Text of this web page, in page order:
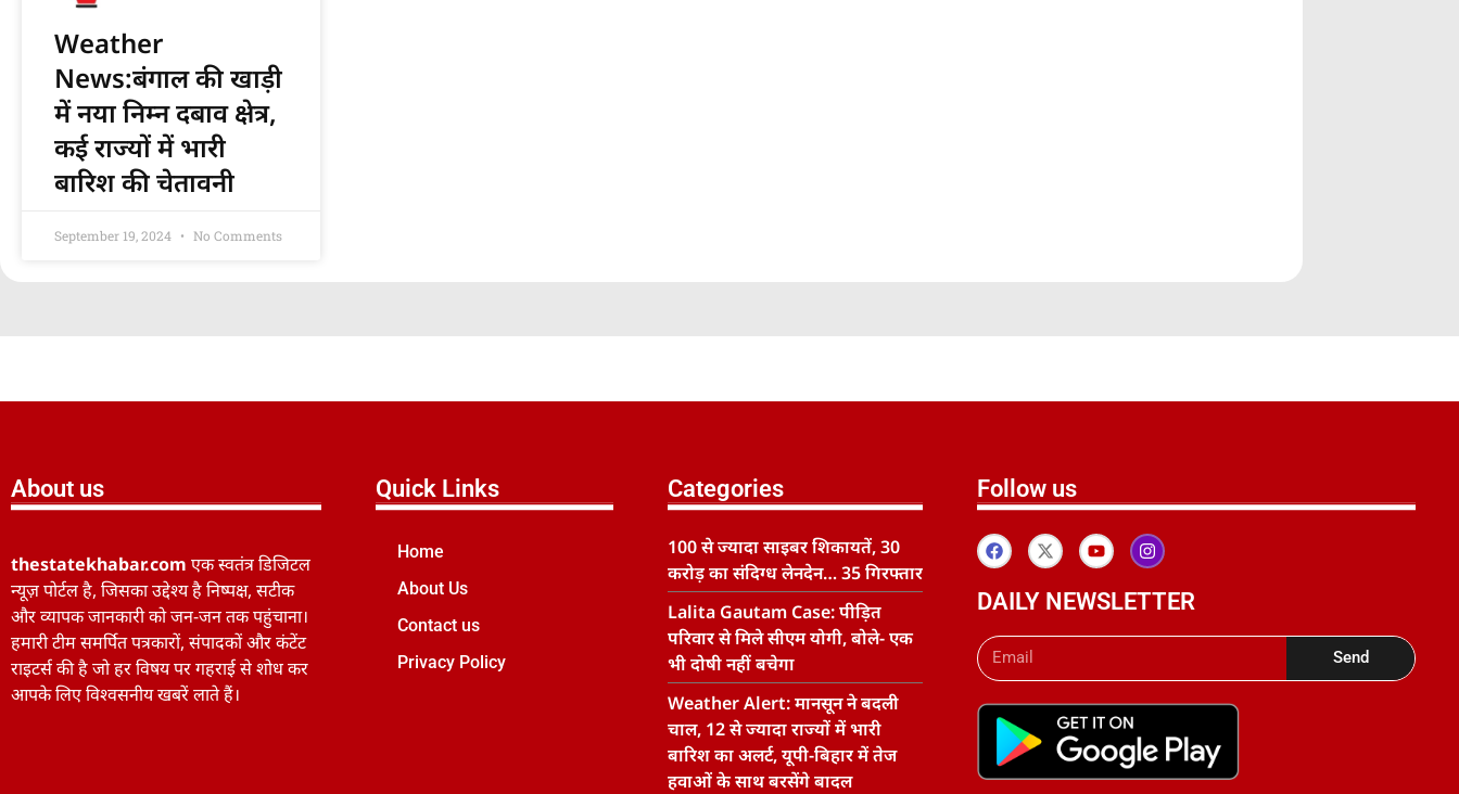
Weather
News:बंगाल की खाड़ी
में नया निम्न दबाव क्षेत्र,
कई राज्यों में भारी
बारिश की चेतावनी
September 19, 2024 No Comments
About us
thestatekhabar.com एक स्वतंत्र डिजिटल
न्यूज़ पोर्टल है, जिसका उद्देश्य है निष्पक्ष, सटीक
और व्यापक जानकारी को जन-जन तक पहुंचाना।
हमारी टीम समर्पित पत्रकारों, संपादकों और कंटेंट
राइटर्स की है जो हर विषय पर गहराई से शोध कर
आपके लिए विश्वसनीय खबरें लाते हैं।
Quick Links
Home
About Us
Contact us
Privacy Policy
Categories
100 से ज्यादा साइबर शिकायतें, 30
करोड़ का संदिग्ध लेनदेन… 35 गिरफ्तार
Lalita Gautam Case: पीड़ित
परिवार से मिले सीएम योगी, बोले- एक
भी दोषी नहीं बचेगा
Weather Alert: मानसून ने बदली
चाल, 12 से ज्यादा राज्यों में भारी
बारिश का अलर्ट, यूपी-बिहार में तेज
हवाओं के साथ बरसेंगे बादल
Follow us
DAILY NEWSLETTER
Send